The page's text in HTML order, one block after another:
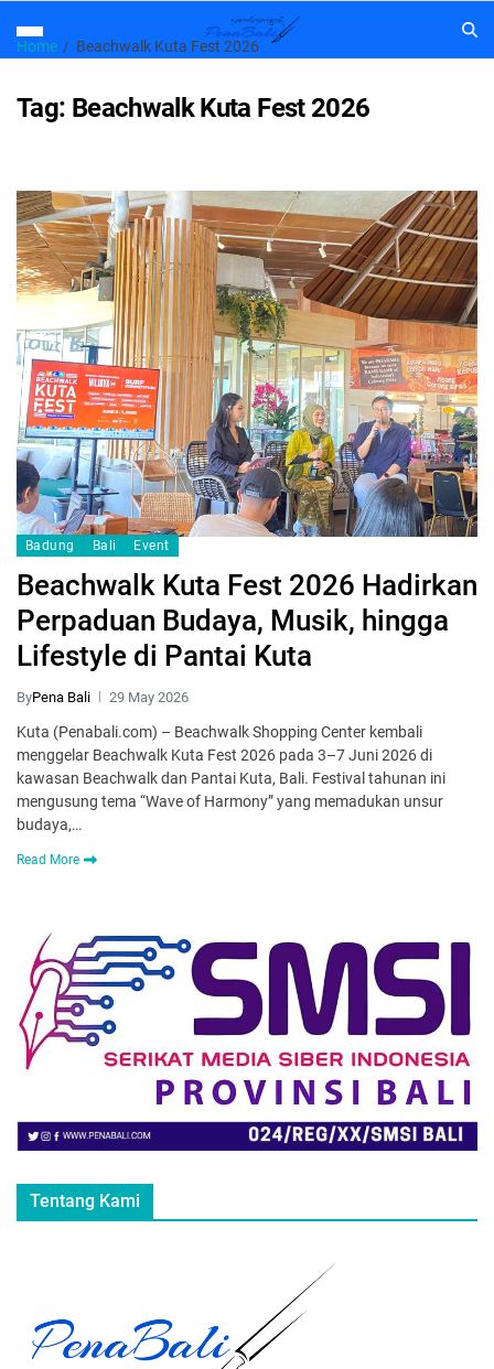
Home Beachwalk Kuta Fest 2026
Tag: Beachwalk Kuta Fest 2026
Badung Bali Event
Beachwalk Kuta Fest 2026 Hadirkan
Perpaduan Budaya, Musik, hingga
Lifestyle di Pantai Kuta
ByPena Bali 29 May 2026
Kuta (Penabali.com) – Beachwalk Shopping Center kembali
menggelar Beachwalk Kuta Fest 2026 pada 3–7 Juni 2026 di
kawasan Beachwalk dan Pantai Kuta, Bali. Festival tahunan ini
mengusung tema “Wave of Harmony” yang memadukan unsur
budaya,…
Read More
Tentang Kami